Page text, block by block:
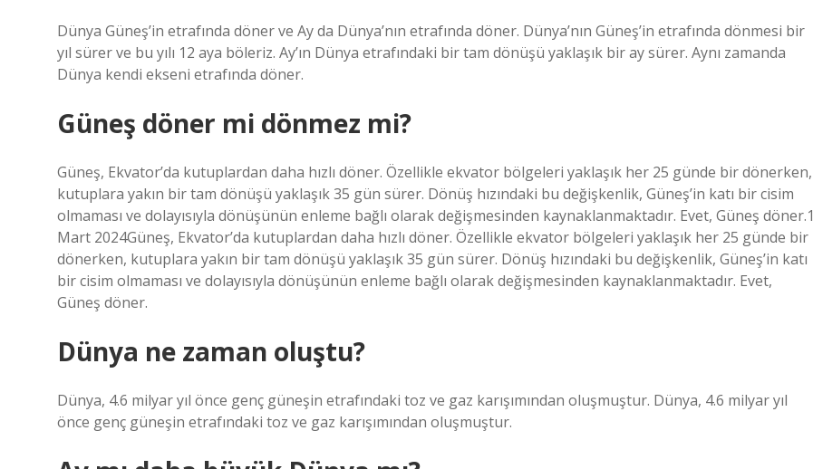
Dünya Güneş’in etrafında döner ve Ay da Dünya’nın etrafında döner. Dünya’nın Güneş’in etrafında dönmesi bir
yıl sürer ve bu yılı 12 aya böleriz. Ay’ın Dünya etrafındaki bir tam dönüşü yaklaşık bir ay sürer. Aynı zamanda
Dünya kendi ekseni etrafında döner.
Güneş döner mi dönmez mi?
Güneş, Ekvator’da kutuplardan daha hızlı döner. Özellikle ekvator bölgeleri yaklaşık her 25 günde bir dönerken,
kutuplara yakın bir tam dönüşü yaklaşık 35 gün sürer. Dönüş hızındaki bu değişkenlik, Güneş’in katı bir cisim
olmaması ve dolayısıyla dönüşünün enleme bağlı olarak değişmesinden kaynaklanmaktadır. Evet, Güneş döner.1
Mart 2024Güneş, Ekvator’da kutuplardan daha hızlı döner. Özellikle ekvator bölgeleri yaklaşık her 25 günde bir
dönerken, kutuplara yakın bir tam dönüşü yaklaşık 35 gün sürer. Dönüş hızındaki bu değişkenlik, Güneş’in katı
bir cisim olmaması ve dolayısıyla dönüşünün enleme bağlı olarak değişmesinden kaynaklanmaktadır. Evet,
Güneş döner.
Dünya ne zaman oluştu?
Dünya, 4.6 milyar yıl önce genç güneşin etrafındaki toz ve gaz karışımından oluşmuştur. Dünya, 4.6 milyar yıl
önce genç güneşin etrafındaki toz ve gaz karışımından oluşmuştur.